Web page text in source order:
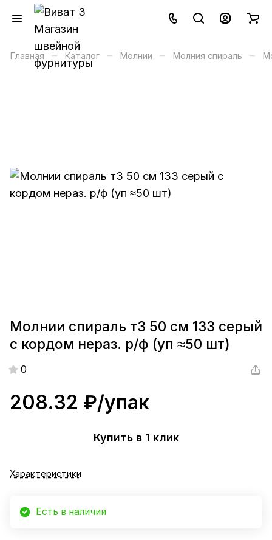
Главная – Каталог – Молнии – Молния спираль –
Молнии спираль т3 50 см 133 серый
с кордом нераз. р/ф (уп ≈50 шт)
0
208.32 ₽/упак
Купить в 1 клик
Характеристики
Есть в наличии